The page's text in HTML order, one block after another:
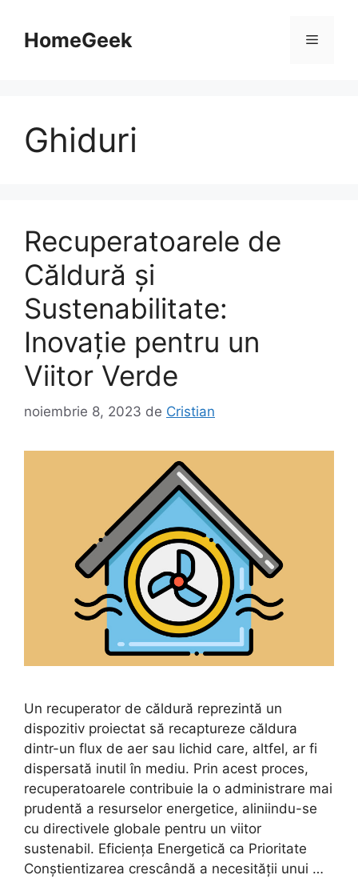
conținutHomeGeek Meniu
Ghiduri
Recuperatoarele de
Căldură și
Sustenabilitate:
Inovație pentru un
Viitor Verde
noiembrie 8, 2023 de Cristian
Un recuperator de căldură reprezintă un
dispozitiv proiectat să recaptureze căldura
dintr-un flux de aer sau lichid care, altfel, ar fi
dispersată inutil în mediu. Prin acest proces,
recuperatoarele contribuie la o administrare mai
prudentă a resurselor energetice, aliniindu-se
cu directivele globale pentru un viitor
sustenabil. Eficiența Energetică ca Prioritate
Conștientizarea crescândă a necesității unui …